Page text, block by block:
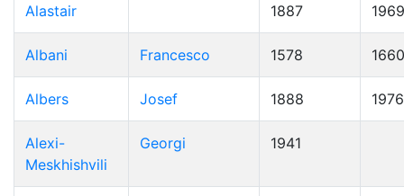
Alastair 1887 1969
Albani Francesco 1578 1660
Albers Josef 1888 1976
Alexi-
Meskhishvili
Georgi 1941